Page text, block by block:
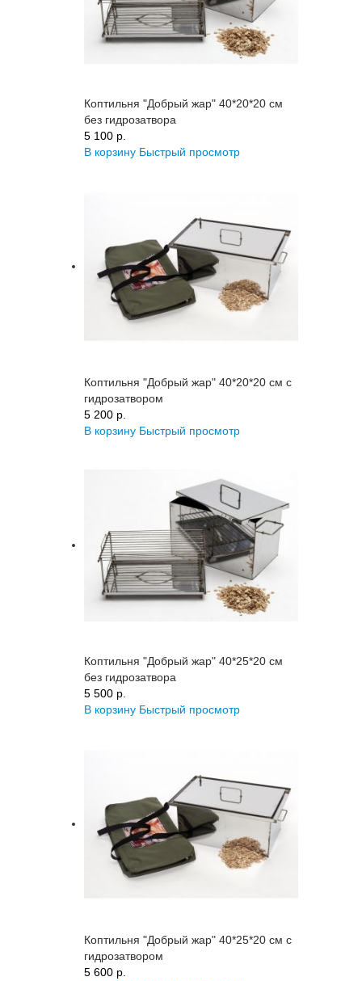
Коптильня "Добрый жар" 40*20*20 см
без гидрозатвора
5 100 p.
В корзину Быстрый просмотр
Коптильня "Добрый жар" 40*20*20 см с
гидрозатвором
5 200 p.
В корзину Быстрый просмотр
Коптильня "Добрый жар" 40*25*20 см
без гидрозатвора
5 500 p.
В корзину Быстрый просмотр
Коптильня "Добрый жар" 40*25*20 см с
гидрозатвором
5 600 p.